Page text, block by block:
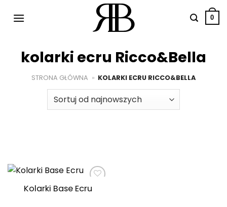
0
kolarki ecru Ricco&Bella
STRONA GŁÓWNA » KOLARKI ECRU RICCO&BELLA
Dodaj do
Kolarki Base Ecru